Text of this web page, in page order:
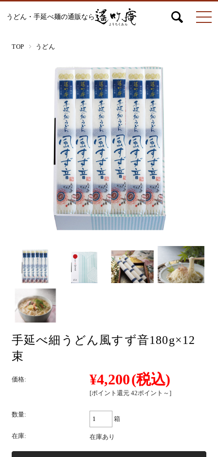
うどん・手延べ麺の通販なら
うどん
絹ひめ各種
そうめん
ひやむぎ
そば
中華
パスタ
つゆ・おすすめ他
TOP うどん
手延べ細うどん風すず音180g×12
束
価格: ¥4,200(税込)
[ポイント還元 42ポイント～]
数量:
箱
在庫: 在庫あり